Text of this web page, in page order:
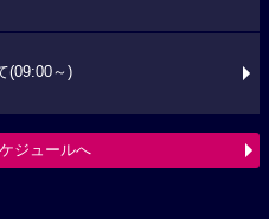
(09:00～)
ジュールへ